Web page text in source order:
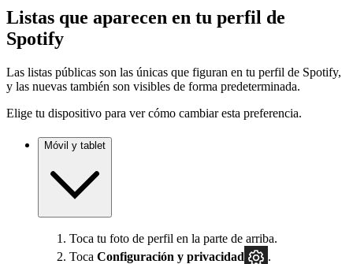
Listas que aparecen en tu perfil de
Spotify
Las listas públicas son las únicas que figuran en tu perfil de Spotify,
y las nuevas también son visibles de forma predeterminada.
Elige tu dispositivo para ver cómo cambiar esta preferencia.
Móvil y tablet
Toca tu foto de perfil en la parte de arriba.
Toca Configuración y privacidad
.